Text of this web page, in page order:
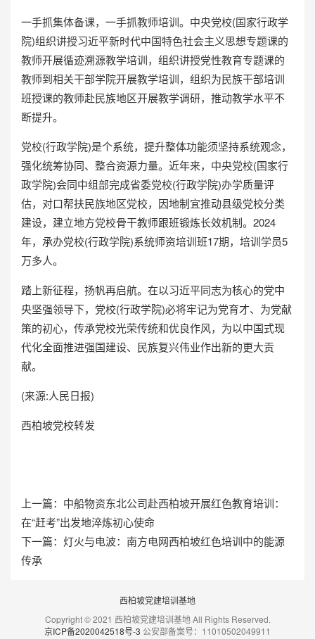
一手抓集体备课，一手抓教师培训。中央党校(国家行政学
院)组织讲授习近平新时代中国特色社会主义思想专题课的
教师开展循迹溯源教学培训，组织讲授党性教育专题课的
教师到相关干部学院开展教学培训，组织为民族干部培训
班授课的教师赴民族地区开展教学调研，推动教学水平不
断提升。
党校(行政学院)是个系统，提升整体功能须坚持系统观念，
强化统筹协同、整合资源力量。近年来，中央党校(国家行
政学院)会同中组部完成省委党校(行政学院)办学质量评
估，对口帮扶民族地区党校，因地制宜推动县级党校分类
建设，建立地方党校骨干教师跟班锻炼长效机制。2024
年，承办党校(行政学院)系统师资培训班17期，培训学员5
万多人。
踏上新征程，扬帆再启航。在以习近平同志为核心的党中
央坚强领导下，党校(行政学院)必将牢记为党育才、为党献
策的初心，传承党校光荣传统和优良作风，为以中国式现
代化全面推进强国建设、民族复兴伟业作出新的更大贡
献。
(来源:人民日报)
西柏坡党校转发
上一篇： 中船物资东北公司赴西柏坡开展红色教育培训：
在“赶考”出发地淬炼初心使命
下一篇： 灯火与电波：南方电网西柏坡红色培训中的能源
传承
西柏坡党建培训基地
Copyright © 2021 西柏坡党建培训基地 All Rights Reserved.
京ICP备2020042518号-3 公安部备案号：11010502049911